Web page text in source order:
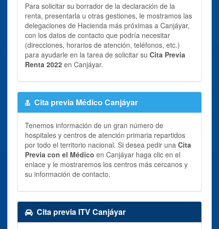
Para solicitar su borrador de la declaración de la
renta, presentarla u otras gestiones, le mostramos las
delegaciones de Hacienda más próximas a Canjáyar,
con los datos de contacto que podría necesitar
(direcciones, horarios de atención, teléfonos, etc.)
para ayudarle en la tarea de solicitar su Cita Previa
Renta 2022 en Canjáyar.
Cita previa Médico Canjáyar
Tenemos información de un gran número de
hospitales y centros de atención primaria repartidos
por todo el territorio nacional. Si desea pedir una Cita
Previa con el Médico en Canjáyar haga clic en el
enlace y le mostraremos los centros más cercanos y
su información de contacto.
Cita previa ITV Canjáyar